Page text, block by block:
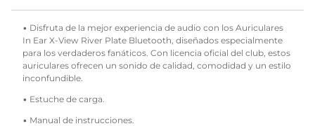
• Disfruta de la mejor experiencia de audio con los Auriculares
In Ear X-View River Plate Bluetooth, diseñados especialmente
para los verdaderos fanáticos. Con licencia oficial del club, estos
auriculares ofrecen un sonido de calidad, comodidad y un estilo
inconfundible.
• Estuche de carga.
• Manual de instrucciones.